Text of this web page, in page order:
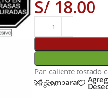
S/
Pan caliente tostado
virgen.Comparar